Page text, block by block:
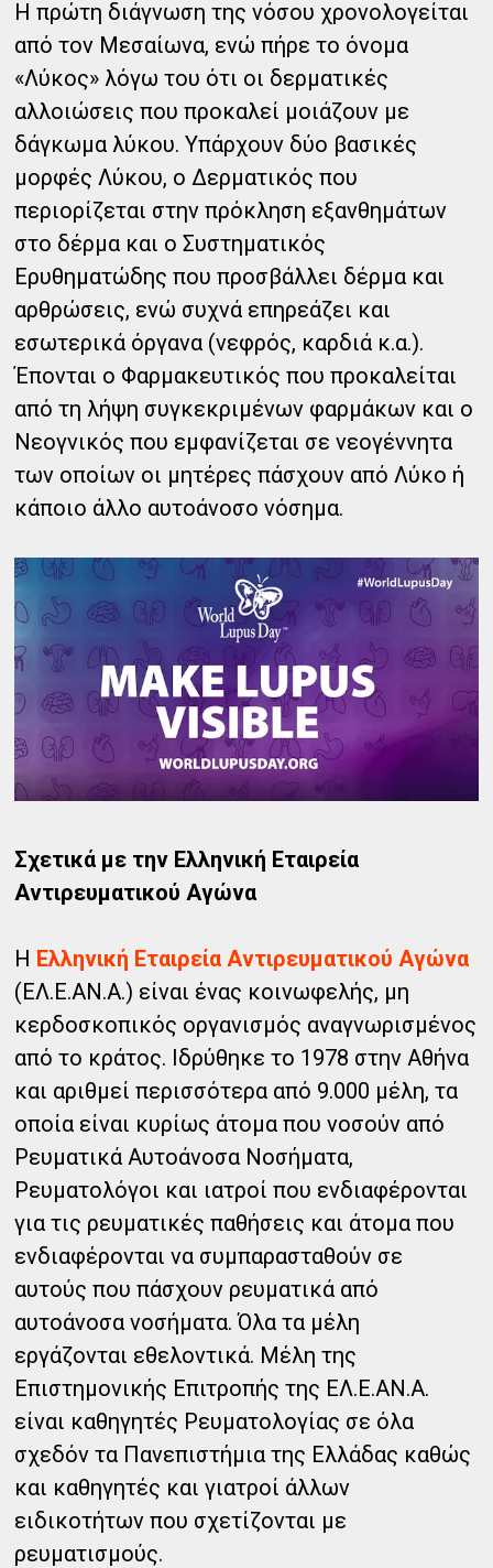
Η πρώτη διάγνωση της νόσου χρονολογείται
από τον Μεσαίωνα, ενώ πήρε το όνομα
«Λύκος» λόγω του ότι οι δερματικές
αλλοιώσεις που προκαλεί μοιάζουν με
δάγκωμα λύκου. Υπάρχουν δύο βασικές
μορφές Λύκου, ο Δερματικός που
περιορίζεται στην πρόκληση εξανθημάτων
στο δέρμα και ο Συστηματικός
Ερυθηματώδης που προσβάλλει δέρμα και
αρθρώσεις, ενώ συχνά επηρεάζει και
εσωτερικά όργανα (νεφρός, καρδιά κ.α.).
Έπονται ο Φαρμακευτικός που προκαλείται
από τη λήψη συγκεκριμένων φαρμάκων και ο
Νεογνικός που εμφανίζεται σε νεογέννητα
των οποίων οι μητέρες πάσχουν από Λύκο ή
κάποιο άλλο αυτοάνοσο νόσημα.
Σχετικά με την Ελληνική Εταιρεία
Αντιρευματικού Αγώνα
Η Ελληνική Εταιρεία Αντιρευματικού Αγώνα
(ΕΛ.Ε.ΑΝ.Α.) είναι ένας κοινωφελής, μη
κερδοσκοπικός οργανισμός αναγνωρισμένος
από το κράτος. Ιδρύθηκε το 1978 στην Αθήνα
και αριθμεί περισσότερα από 9.000 μέλη, τα
οποία είναι κυρίως άτομα που νοσούν από
Ρευματικά Αυτοάνοσα Νοσήματα,
Ρευματολόγοι και ιατροί που ενδιαφέρονται
για τις ρευματικές παθήσεις και άτομα που
ενδιαφέρονται να συμπαρασταθούν σε
αυτούς που πάσχουν ρευματικά από
αυτοάνοσα νοσήματα. Όλα τα μέλη
εργάζονται εθελοντικά. Μέλη της
Επιστημονικής Επιτροπής της ΕΛ.Ε.ΑΝ.Α.
είναι καθηγητές Ρευματολογίας σε όλα
σχεδόν τα Πανεπιστήμια της Ελλάδας καθώς
και καθηγητές και γιατροί άλλων
ειδικοτήτων που σχετίζονται με
ρευματισμούς.